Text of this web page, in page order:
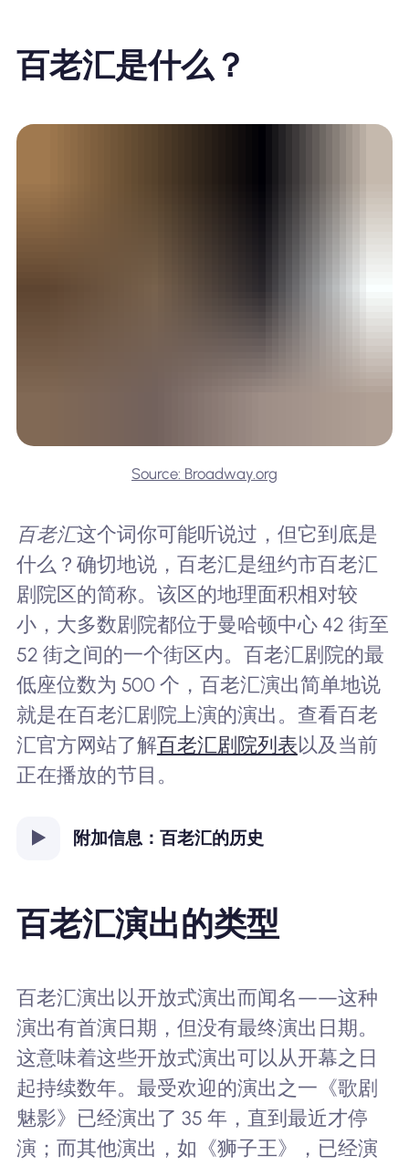
百老汇是什么？
Source: Broadway.org
百老汇这个词你可能听说过，但它到底是
什么？确切地说，百老汇是纽约市百老汇
剧院区的简称。该区的地理面积相对较
小，大多数剧院都位于曼哈顿中心 42 街至
52 街之间的一个街区内。百老汇剧院的最
低座位数为 500 个，百老汇演出简单地说
就是在百老汇剧院上演的演出。查看百老
汇官方网站了解百老汇剧院列表以及当前
正在播放的节目。
附加信息：百老汇的历史
百老汇演出的类型
百老汇演出以开放式演出而闻名——这种
演出有首演日期，但没有最终演出日期。
这意味着这些开放式演出可以从开幕之日
起持续数年。最受欢迎的演出之一《歌剧
魅影》已经演出了 35 年，直到最近才停
演；而其他演出，如《狮子王》，已经演